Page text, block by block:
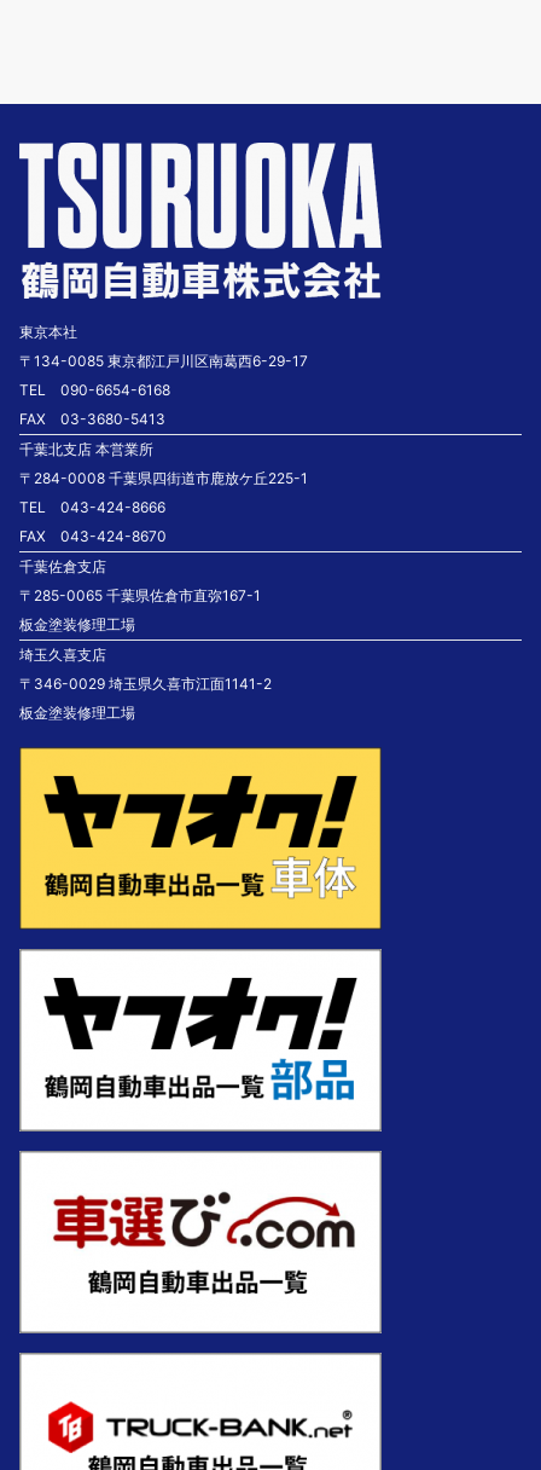
東京本社
〒134-0085 東京都江戸川区南葛西6-29-17
TEL 090-6654-6168
FAX 03-3680-5413
千葉北支店 本営業所
〒284-0008 千葉県四街道市鹿放ケ丘225-1
TEL 043-424-8666
FAX 043-424-8670
千葉佐倉支店
〒285-0065 千葉県佐倉市直弥167-1
板金塗装修理工場
埼玉久喜支店
〒346-0029 埼玉県久喜市江面1141-2
板金塗装修理工場